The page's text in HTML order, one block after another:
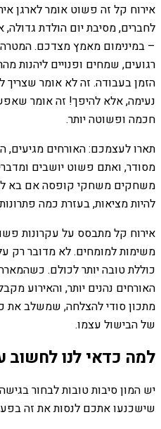
אירוח קל זה פשוט אומר לארגן
לחברים, מסיבת יום הולדת
– במינימום מאמץ מצדכם.
רגועים, שמחים ופנויים ליהנות
הזמן בעבודה. זה לא אומר שצריך
נעימה, אלא להיפך! זה אומר
חכמה ופשוטה יותר.
תארו לעצמכם: האורחים מגיעים,
מסודר, ואתם פשוט יושבים
משחקים משחקי קופסה אם בא
להיות מציאות, בעזרת כמה
אירוח קל מתבסס על עקרונות
משימות למומחים. לא מדובר רק
כוללת טובה יותר לכולם.
האורחים נהנים יותר, והאירוע
מתכון סודי להצלחה, שמשלב את
של הבישול עצמו.
למה כדאי לנו לחשוב
יש המון סיבות טובות לבחור
שישכנעו אתכם לנסות את זה